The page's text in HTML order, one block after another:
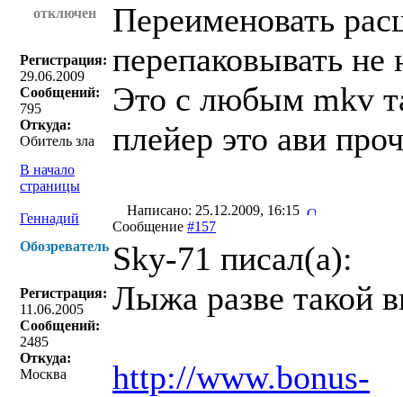
отключен
Регистрация:
29.06.2009
Сообщений:
795
Откуда:
Обитель зла
Переименовать
перепаковывать не
Это с любым mkv
плейер это ави
В начало
страницы
Геннадий
Написано: 25.12.2009, 16:15
Сообщение #157
Обозреватель
Регистрация:
11.06.2005
Сообщений:
2485
Откуда:
Москва
Sky-71 писал(a):
Лыжа разве такой
http://www.bonus-